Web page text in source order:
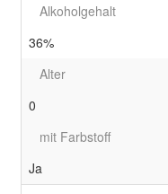
Alkoholgehalt
36%
Alter
0
mit Farbstoff
Ja